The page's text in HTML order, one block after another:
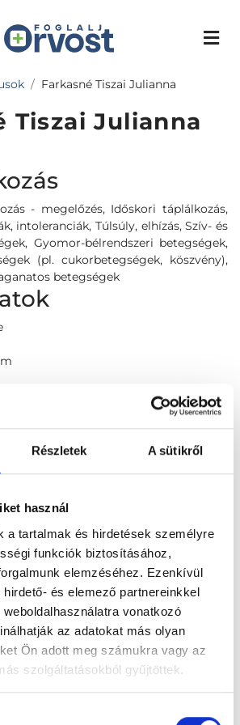
Részletek A sütikről
használ
a tartalmak és hirdetések személyre
funkciók biztosításához,
elemzéséhez. Ezenkívül
és elemező partnereinkkel
vonatkozó
az adatokat más olyan
Ön adott meg számukra vagy az
szolgáltatásokból gyűjtöttek.
Farkasné Tiszai Julianna
Tiszai Julianna
- megelőzés, Időskori táplálkozás,
intoleranciák, Túlsúly, elhízás, Szív- és
Gyomor-bélrendszeri betegségek,
(pl. cukorbetegségek, köszvény),
betegségek
időpontot megbízható
most!